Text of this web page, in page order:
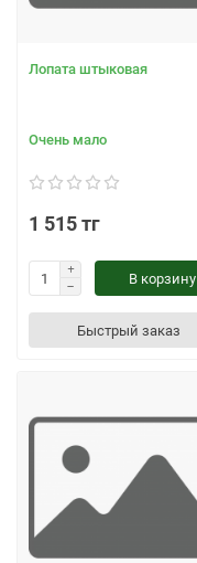
Лопата штыковая
Очень мало
1 515 тг
В корзину
Быстрый заказ